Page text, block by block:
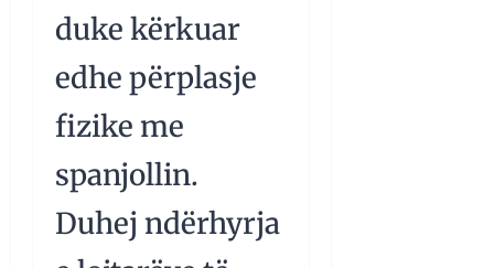
duke kërkuar
edhe përplasje
fizike me
spanjollin.
Duhej ndërhyrja